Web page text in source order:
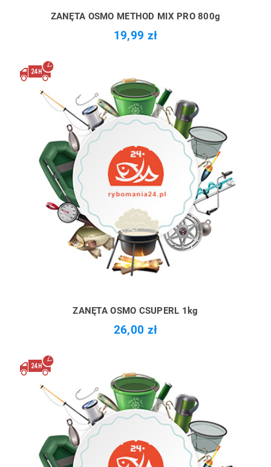
ZANĘTA OSMO METHOD MIX PRO 800g
19,99 zł
ZANĘTA OSMO CSUPERL 1kg
26,00 zł